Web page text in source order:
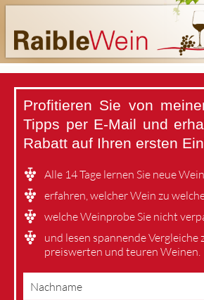
Profitieren Sie von
Tipps per E-Mail und
Rabatt auf Ihren ersten
Alle 14 Tage lernen Sie neue
erfahren, welcher Wein zu
welche Weinprobe Sie nicht
und lesen spannende Vergleiche
preiswerten und teuren Weinen.